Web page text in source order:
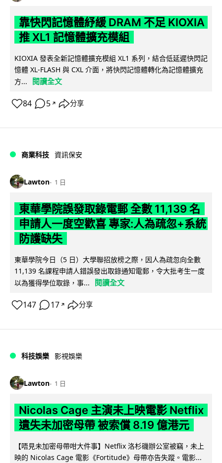
靠快閃記憶體紓緩 DRAM 不足 KIOXIA
推 XL1 記憶體擴充模組
KIOXIA 發表全新記憶體擴充模組 XL1 系列，結合低延遲快閃記
憶體 XL-FLASH 與 CXL 介面，將快閃記憶體轉化為記憶體擴充
方...
閱讀全文
84 5 ↗ 分享
商業科技 資訊保安
Lawton 1 日
東華學院誤發取錄電郵 全數 11,139 名
申請人一度空歡喜 專家:人為疏忽+系統
防護缺失
東華學院今日（5 日）大學聯招放榜之際，因人為疏忽向全數
11,139 名課程申請人錯誤發出取錄通知電郵，令大批考生一度
以為獲得學位取錄，事...
閱讀全文
147 17 ↗ 分享
科技娛樂 影視娛樂
Lawton 1 日
Nicolas Cage 主演未上映電影 Netflix
遺失未加密母帶 被索償 8.19 億港元
【唔見未加密母帶咁大件事】Netflix 洛杉磯辦公室被竊，未上
映的 Nicolas Cage 電影《Fortitude》母帶亦告失蹤。電影...